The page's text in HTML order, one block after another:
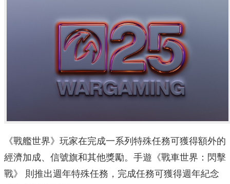
《戰艦世界》玩家在完成一系列特殊任務可獲得額外的
經濟加成、信號旗和其他獎勵。手遊《戰車世界：閃擊
戰》 則推出週年特殊任務，完成任務可獲得週年紀念